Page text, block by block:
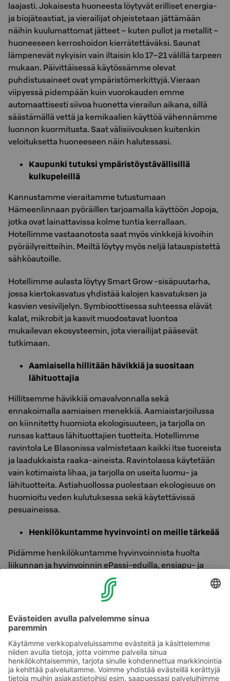
laajasti. Jokaisesta huoneesta löytyvät erilliset energia-
ja biojäteastiat, ja vierailijat ohjeistetaan jättämään
näihin kuulumattomat jätteet – kuten pullot ja metallit –
huoneeseen kerroshoidon kierrätettäväksi. Saunat
lämpenevät nykyisin vain iltaisin klo 17–21 välillä tarpeen
mukaan. Päivittäisessä käytössämme olevat
puhdistusaineet ovat ympäristömerkittyjä. Vieraan
viipyessä pidempään kuin vuorokauden emme
automaattisesti siivoa huonetta vierailun aikana, sillä
säästämällä vettä ja kemikaalien käyttöä vähennämme
luonnon kuormitusta. Saat välisiivouksen kuitenkin
veloituksetta huoneeseen näin halutessasi.
Kaupunki tutuksi ympäristöystävällisillä
kulkupeleillä
Kannustamme vieraitamme tutustumaan
Hämeenlinnaan pyöräillen tarjoamalla käyttöön Jopoja,
jotka ovat lainattavissa kolme tuntia kerrallaan.
Hotellimme vastaanotosta saat myös vinkkejä kivoihin
pyöräilyreitteihin. Meiltä löytyy myös neljä latauspistettä
sähköautoille.
Hotellimme aulasta löytyy Smart Grow -sisäpuutarha,
jossa kiertokasvatus yhdistää kalojen kasvatuksen ja
kasvien vesiviljelyn. Symbioottisessa suhteessa elävät
kalat, mikrobit ja kasvit muodostavat luontoa
mukailevan ekosysteemin, jota vierailijat pääsevät
tutkimaan.
Aamiaisella hillitään hävikkiä ja suositaan
lähituottajia
Hillitsemme hävikkiä omavalvonnalla sekä
ennakoimalla aamiaisen menekkiä. Aamiaistarjoilussa
on kiinnitetty huomiota ekologisuuteen, ja tarjolla on
runsas kattaus lähituottajien tuotteita. Hotellimme
ravintola Le Blasonissa valmistetaan kaikki itse tuoreista
ja laadukkaista raaka-aineista. Ravintolassa käytetään
vain kotimaista lihaa, ja tarjolla on useita luomu- ja
lähituotteita. Astiahuollossa puolestaan ekologisuus on
huomioitu veden kulutuksessa sekä käytettävissä
pesuaineissa.
Henkilökuntamme hyvinvointi on meille tärkeää
Pidämme henkilökuntamme hyvinvoinnista huolta
liikunnan ja hyvinvoinnin ePassi-eduilla, ensiapu- ja
turvallisuuskoulutuksilla, kattavilla ja maksuttomilla
työterveyspalveluilla sekä turvallisella työilmapiirillä.
Henkilöstömme työtyytyväisyyttä mitataan vuosittain
työtyytyväisyystutkimuksella.
Kuva: Visit Häme